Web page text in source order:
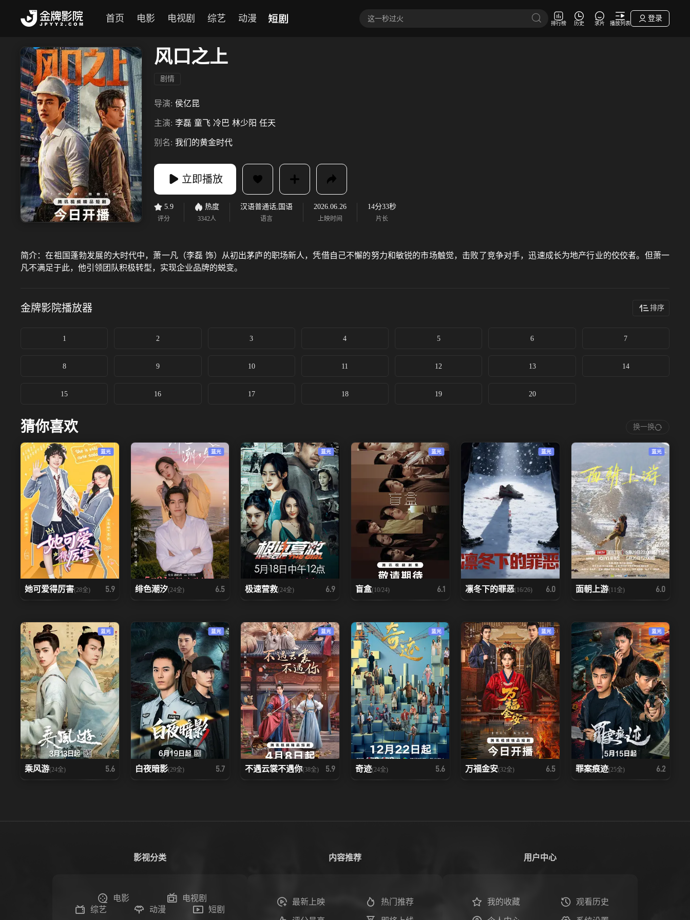
首页 电影 电视剧 综艺 动漫 短剧 排行榜 历史 求片 播放列表
登录
风口之上
剧情
导演: 侯亿昆
主演: 李磊 童飞 冷巴 林少阳 任天
别名: 我们的黄金时代
立即播放
5.9
评分
热度
3342人
汉语普通话,国语
语言
2026.06.26
上映时间
14分33秒
片长
简介：在祖国蓬勃发展的大时代中，萧一凡（李磊 饰）从初出茅庐的职场新人，凭借自己不懈的努力和敏锐的市场触觉，击败了竞争对手，迅速成长为地产行业的佼佼者。但萧一
凡不满足于此，他引领团队积极转型，实现企业品牌的蜕变。
金牌影院播放器 排序
1 2 3 4 5 6 7
8 9 10 11 12 13 14
15 16 17 18 19 20
猜你喜欢 换一换
蓝光
她可爱得厉害(28全) 5.9
蓝光
绯色潮汐(24全) 6.5
蓝光
极速营救(24全) 6.9
蓝光
盲盒(10/24) 6.1
蓝光
凛冬下的罪恶(16/26) 6.0
蓝光
面朝上游(11全) 6.0
蓝光
乘风游(24全) 5.6
蓝光
白夜暗影(29全) 5.7
蓝光
不遇云裳不遇你(38全) 5.9
蓝光
奇迹(24全) 5.6
蓝光
万福金安(32全) 6.5
蓝光
罪案痕迹(25全) 6.2
影视分类
电影
电视剧
综艺
动漫 短剧
内容推荐
最新上映 热门推荐
用户中心
我的收藏 观看历史